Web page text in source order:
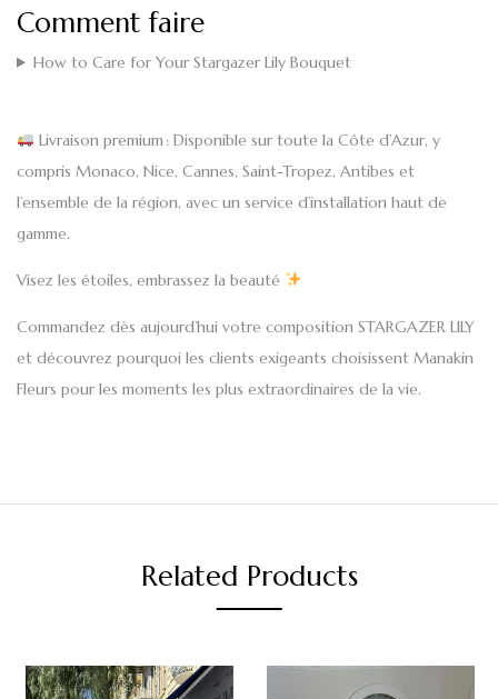
Comment faire
How to Care for Your Stargazer Lily Bouquet
Livraison premium : Disponible sur toute la Côte d’Azur, y
compris Monaco, Nice, Cannes, Saint-Tropez, Antibes et
l’ensemble de la région, avec un service d’installation haut de
gamme.
Visez les étoiles, embrassez la beauté
Commandez dès aujourd’hui votre composition STARGAZER LILY
et découvrez pourquoi les clients exigeants choisissent Manakin
Fleurs pour les moments les plus extraordinaires de la vie.
Related Products